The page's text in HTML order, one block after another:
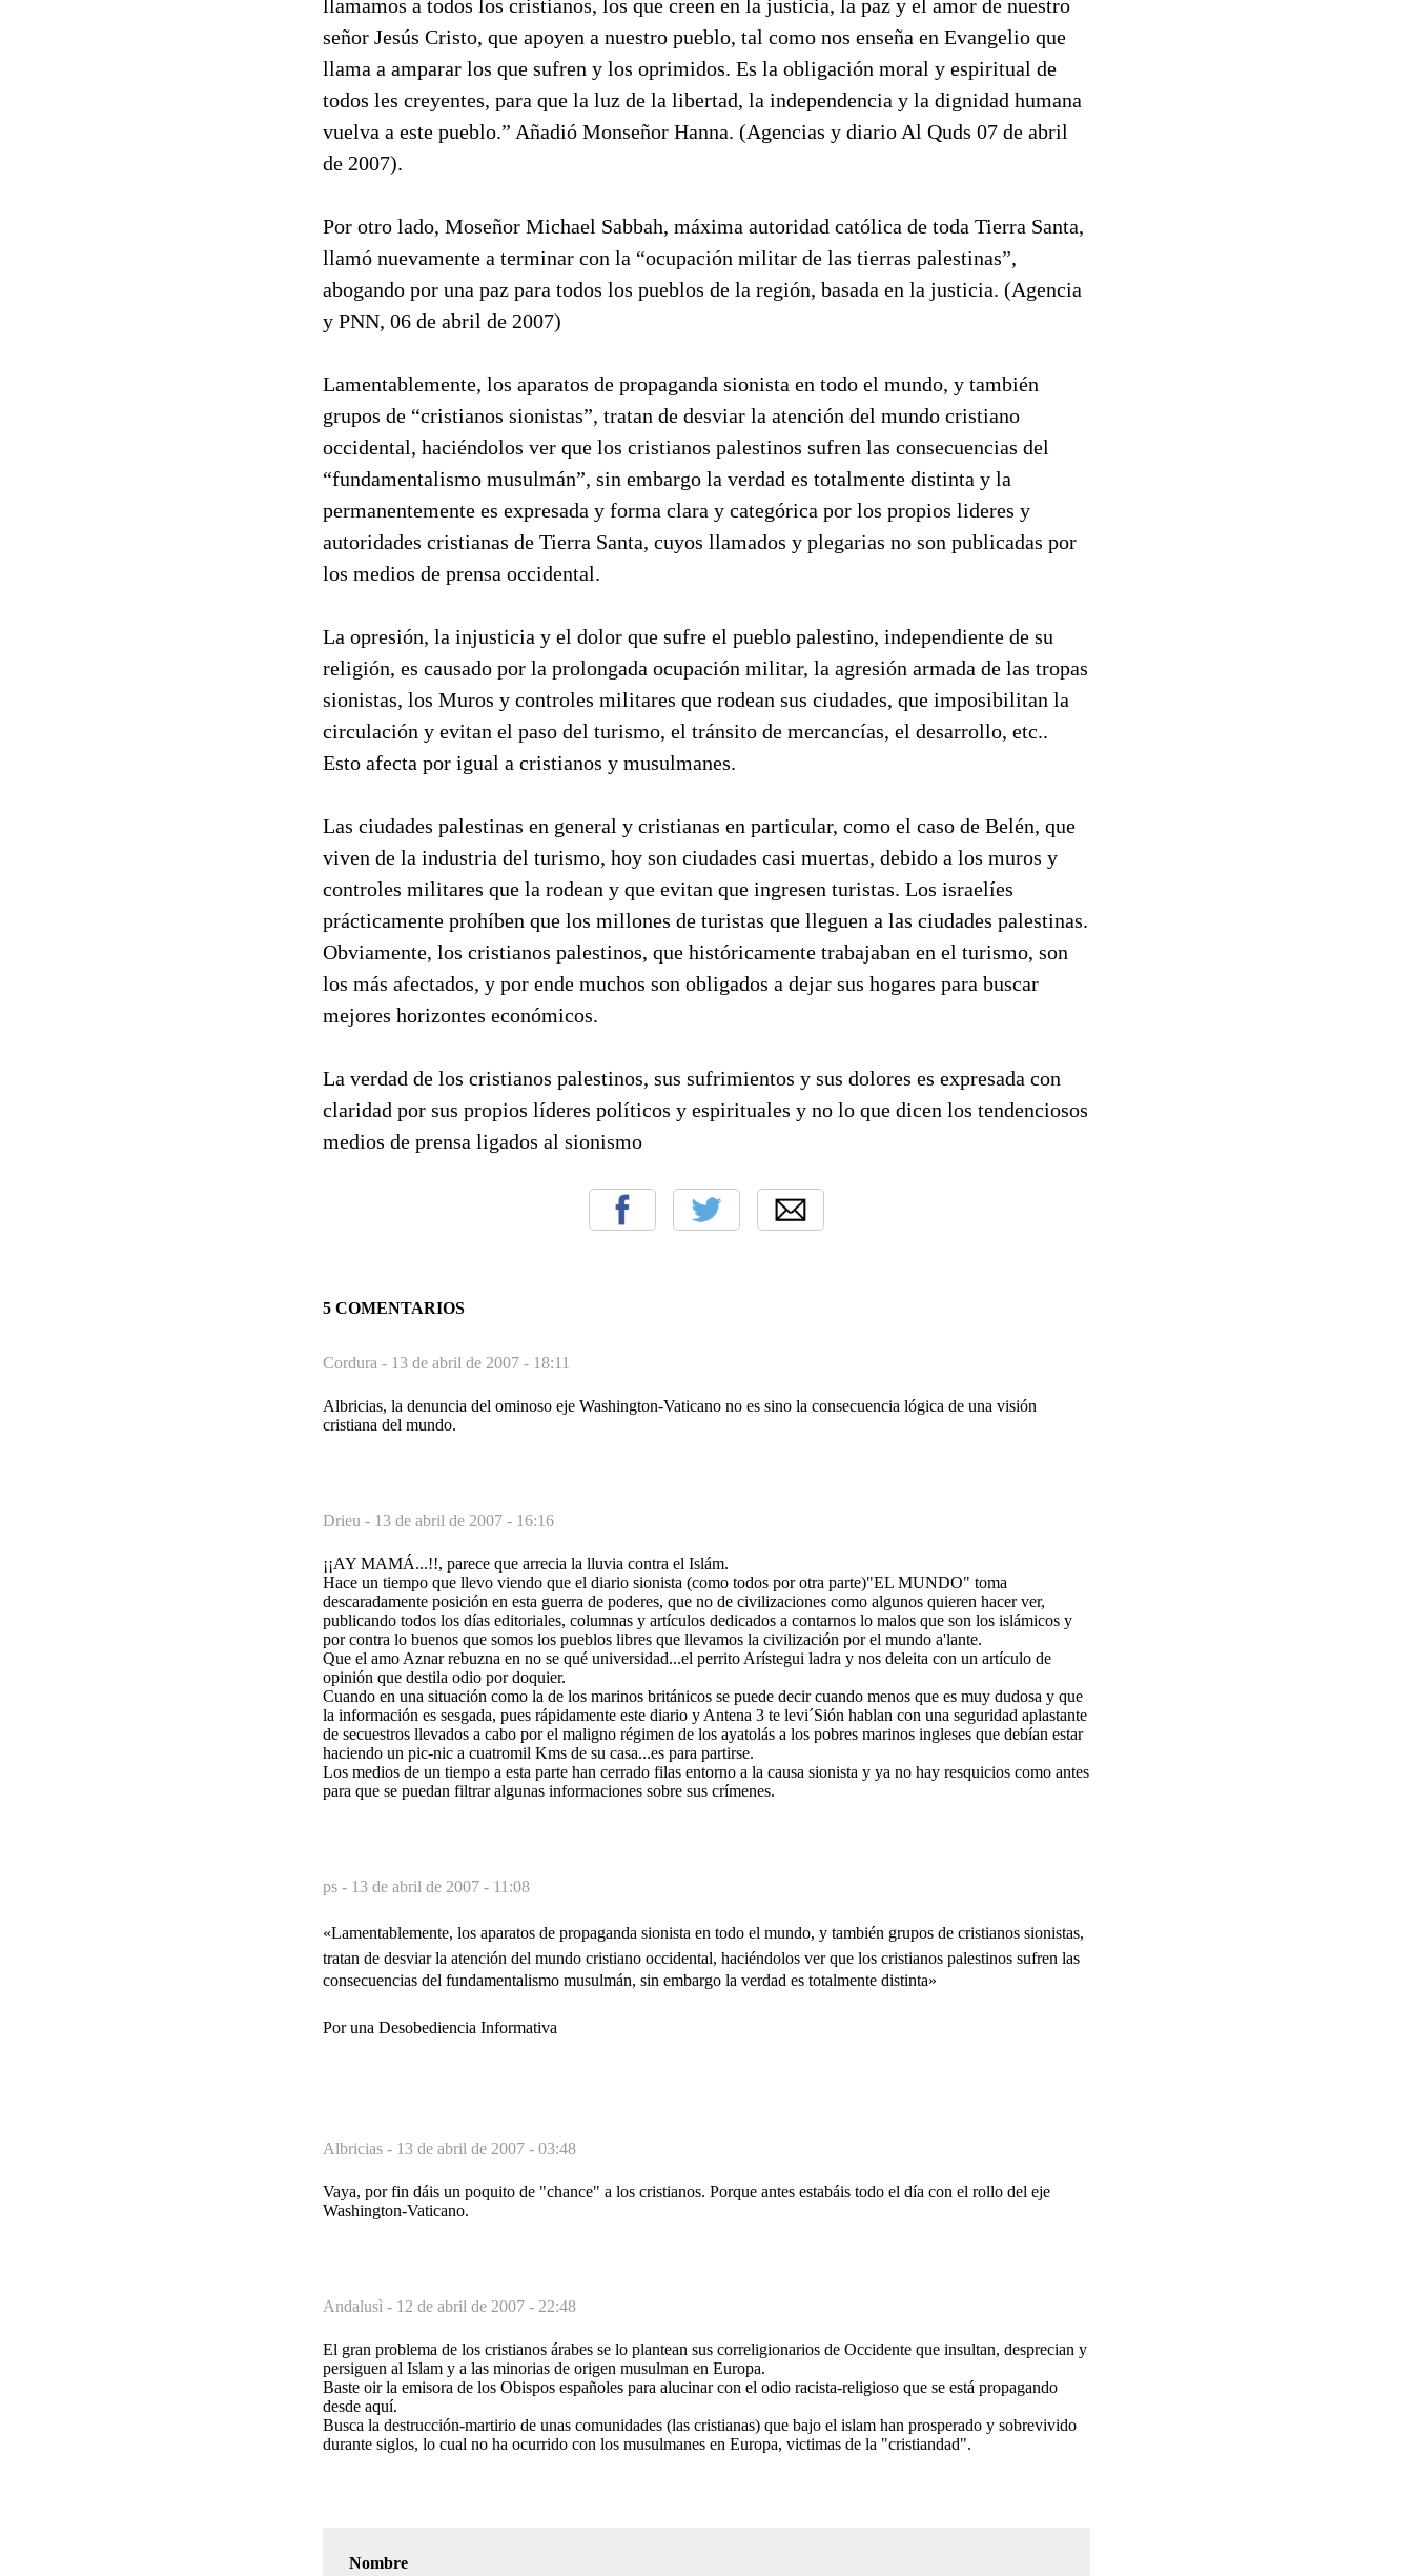
llamamos a todos los cristianos, los que creen en la justicia, la paz y el amor de nuestro
señor Jesús Cristo, que apoyen a nuestro pueblo, tal como nos enseña en Evangelio que
llama a amparar los que sufren y los oprimidos. Es la obligación moral y espiritual de
todos les creyentes, para que la luz de la libertad, la independencia y la dignidad humana
vuelva a este pueblo.” Añadió Monseñor Hanna. (Agencias y diario Al Quds 07 de abril
de 2007).
Por otro lado, Moseñor Michael Sabbah, máxima autoridad católica de toda Tierra Santa,
llamó nuevamente a terminar con la “ocupación militar de las tierras palestinas”,
abogando por una paz para todos los pueblos de la región, basada en la justicia. (Agencia
y PNN, 06 de abril de 2007)
Lamentablemente, los aparatos de propaganda sionista en todo el mundo, y también
grupos de “cristianos sionistas”, tratan de desviar la atención del mundo cristiano
occidental, haciéndolos ver que los cristianos palestinos sufren las consecuencias del
“fundamentalismo musulmán”, sin embargo la verdad es totalmente distinta y la
permanentemente es expresada y forma clara y categórica por los propios lideres y
autoridades cristianas de Tierra Santa, cuyos llamados y plegarias no son publicadas por
los medios de prensa occidental.
La opresión, la injusticia y el dolor que sufre el pueblo palestino, independiente de su
religión, es causado por la prolongada ocupación militar, la agresión armada de las tropas
sionistas, los Muros y controles militares que rodean sus ciudades, que imposibilitan la
circulación y evitan el paso del turismo, el tránsito de mercancías, el desarrollo, etc..
Esto afecta por igual a cristianos y musulmanes.
Las ciudades palestinas en general y cristianas en particular, como el caso de Belén, que
viven de la industria del turismo, hoy son ciudades casi muertas, debido a los muros y
controles militares que la rodean y que evitan que ingresen turistas. Los israelíes
prácticamente prohíben que los millones de turistas que lleguen a las ciudades palestinas.
Obviamente, los cristianos palestinos, que históricamente trabajaban en el turismo, son
los más afectados, y por ende muchos son obligados a dejar sus hogares para buscar
mejores horizontes económicos.
La verdad de los cristianos palestinos, sus sufrimientos y sus dolores es expresada con
claridad por sus propios líderes políticos y espirituales y no lo que dicen los tendenciosos
medios de prensa ligados al sionismo
5 COMENTARIOS
Cordura - 13 de abril de 2007 - 18:11
Albricias, la denuncia del ominoso eje Washington-Vaticano no es sino la consecuencia lógica de una visión
cristiana del mundo.
Drieu - 13 de abril de 2007 - 16:16
¡¡AY MAMÁ...!!, parece que arrecia la lluvia contra el Islám.
Hace un tiempo que llevo viendo que el diario sionista (como todos por otra parte)"EL MUNDO" toma
descaradamente posición en esta guerra de poderes, que no de civilizaciones como algunos quieren hacer ver,
publicando todos los días editoriales, columnas y artículos dedicados a contarnos lo malos que son los islámicos y
por contra lo buenos que somos los pueblos libres que llevamos la civilización por el mundo a'lante.
Que el amo Aznar rebuzna en no se qué universidad...el perrito Arístegui ladra y nos deleita con un artículo de
opinión que destila odio por doquier.
Cuando en una situación como la de los marinos británicos se puede decir cuando menos que es muy dudosa y que
la información es sesgada, pues rápidamente este diario y Antena 3 te levi´Sión hablan con una seguridad aplastante
de secuestros llevados a cabo por el maligno régimen de los ayatolás a los pobres marinos ingleses que debían estar
haciendo un pic-nic a cuatromil Kms de su casa...es para partirse.
Los medios de un tiempo a esta parte han cerrado filas entorno a la causa sionista y ya no hay resquicios como antes
para que se puedan filtrar algunas informaciones sobre sus crímenes.
ps - 13 de abril de 2007 - 11:08
«Lamentablemente, los aparatos de propaganda sionista en todo el mundo, y también grupos de cristianos sionistas,
tratan de desviar la atención del mundo cristiano occidental, haciéndolos ver que los cristianos palestinos sufren las
consecuencias del fundamentalismo musulmán, sin embargo la verdad es totalmente distinta»
Por una Desobediencia Informativa
Albricias - 13 de abril de 2007 - 03:48
Vaya, por fin dáis un poquito de "chance" a los cristianos. Porque antes estabáis todo el día con el rollo del eje
Washington-Vaticano.
Andalusì - 12 de abril de 2007 - 22:48
El gran problema de los cristianos árabes se lo plantean sus correligionarios de Occidente que insultan, desprecian y
persiguen al Islam y a las minorias de origen musulman en Europa.
Baste oir la emisora de los Obispos españoles para alucinar con el odio racista-religioso que se está propagando
desde aquí.
Busca la destrucción-martirio de unas comunidades (las cristianas) que bajo el islam han prosperado y sobrevivido
durante siglos, lo cual no ha ocurrido con los musulmanes en Europa, victimas de la "cristiandad".
Nombre